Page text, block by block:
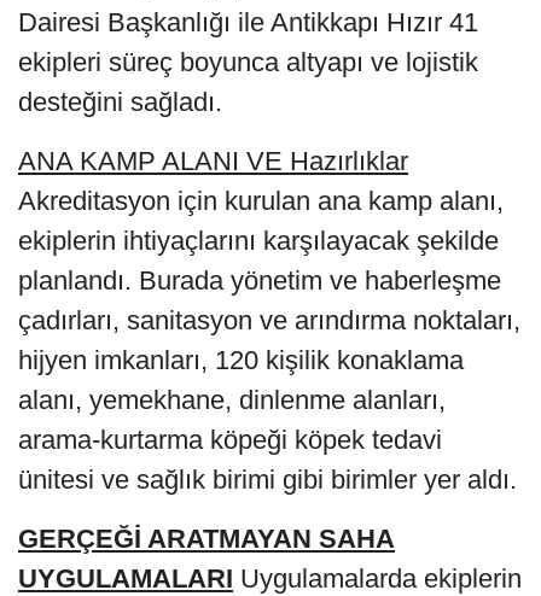
Dairesi Başkanlığı ile Antikkapı Hızır 41
ekipleri süreç boyunca altyapı ve lojistik
desteğini sağladı.
ANA KAMP ALANI VE Hazırlıklar
Akreditasyon için kurulan ana kamp alanı,
ekiplerin ihtiyaçlarını karşılayacak şekilde
planlandı. Burada yönetim ve haberleşme
çadırları, sanitasyon ve arındırma noktaları,
hijyen imkanları, 120 kişilik konaklama
alanı, yemekhane, dinlenme alanları,
arama-kurtarma köpeği köpek tedavi
ünitesi ve sağlık birimi gibi birimler yer aldı.
GERÇEĞİ ARATMAYAN SAHA
UYGULAMALARI Uygulamalarda ekiplerin